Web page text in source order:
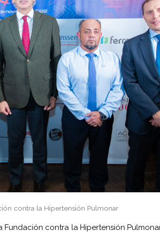
contra la Hipertensión Pulmonar
Fundación contra la Hipertensión